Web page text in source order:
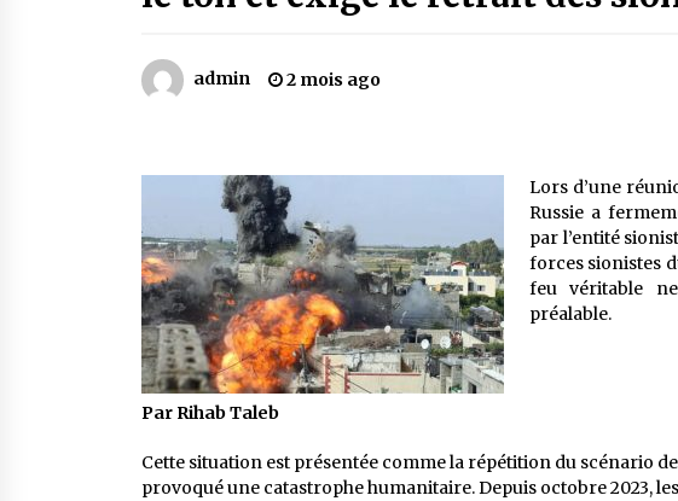
des montagnards
Un conte targui/ Quand la tête est
vide
5 ans ago
admin 2 mois ago
Lors d’une
Russie a
par l’entité
forces sionistes
feu véritable
préalable.
Par Rihab Taleb
Cette situation est présentée comme la répétition du scénario
provoqué une catastrophe humanitaire. Depuis octobre 2023,